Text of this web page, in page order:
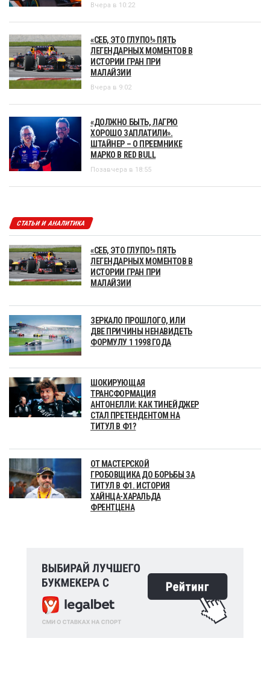
Вчера в 10:22
«СЕБ, ЭТО ГЛУПО!» ПЯТЬ
ЛЕГЕНДАРНЫХ МОМЕНТОВ В
ИСТОРИИ ГРАН ПРИ
МАЛАЙЗИИ
Вчера в 9:02
«ДОЛЖНО БЫТЬ, ЛАГРЮ
ХОРОШО ЗАПЛАТИЛИ».
ШТАЙНЕР – О ПРЕЕМНИКЕ
МАРКО В RED BULL
Позавчера в 18:55
СТАТЬИ И АНАЛИТИКА
«СЕБ, ЭТО ГЛУПО!» ПЯТЬ
ЛЕГЕНДАРНЫХ МОМЕНТОВ В
ИСТОРИИ ГРАН ПРИ
МАЛАЙЗИИ
ЗЕРКАЛО ПРОШЛОГО, ИЛИ
ДВЕ ПРИЧИНЫ НЕНАВИДЕТЬ
ФОРМУЛУ 1 1998 ГОДА
ШОКИРУЮЩАЯ
ТРАНСФОРМАЦИЯ
АНТОНЕЛЛИ: КАК ТИНЕЙДЖЕР
СТАЛ ПРЕТЕНДЕНТОМ НА
ТИТУЛ В Ф1?
ОТ МАСТЕРСКОЙ
ГРОБОВЩИКА ДО БОРЬБЫ ЗА
ТИТУЛ В Ф1. ИСТОРИЯ
ХАЙНЦА-ХАРАЛЬДА
ФРЕНТЦЕНА